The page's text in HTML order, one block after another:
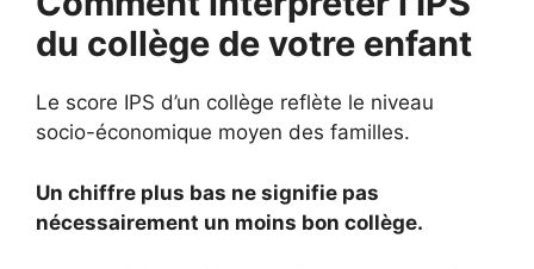
du collège de votre enfant
Le score IPS d’un collège reflète le niveau
socio-économique moyen des familles.
Un chiffre plus bas ne signifie pas
nécessairement un moins bon collège.